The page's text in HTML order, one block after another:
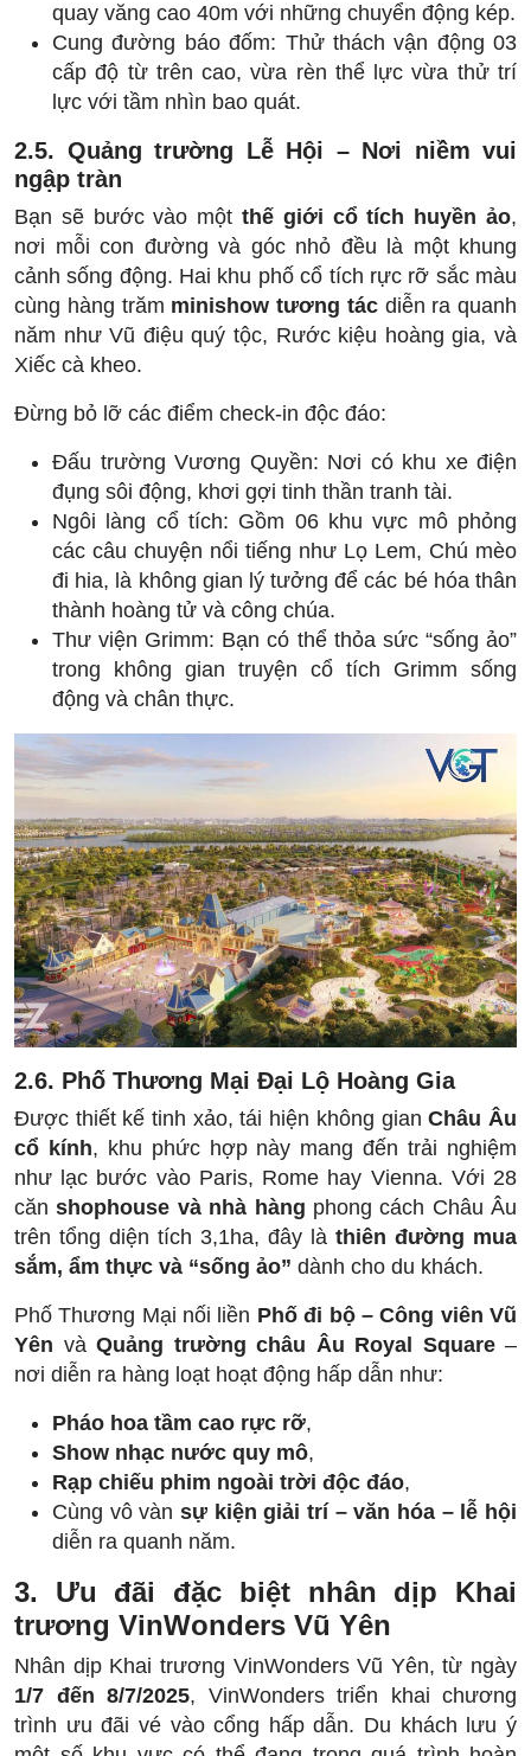
quay văng cao 40m với những chuyển động kép.
Cung đường báo đốm: Thử thách vận động 03
cấp độ từ trên cao, vừa rèn thể lực vừa thử trí
lực với tầm nhìn bao quát.
2.5. Quảng trường Lễ Hội – Nơi niềm vui
ngập tràn
Bạn sẽ bước vào một thế giới cổ tích huyền ảo,
nơi mỗi con đường và góc nhỏ đều là một khung
cảnh sống động. Hai khu phố cổ tích rực rỡ sắc màu
cùng hàng trăm minishow tương tácdiễn ra quanh
năm như Vũ điệu quý tộc, Rước kiệu hoàng gia, và
Xiếc cà kheo.
Đừng bỏ lỡ các điểm check-in độc đáo:
Đấu trường Vương Quyền: Nơi có khu xe điện
đụng sôi động, khơi gợi tinh thần tranh tài.
Ngôi làng cổ tích: Gồm 06 khu vực mô phỏng
các câu chuyện nổi tiếng như Lọ Lem, Chú mèo
đi hia, là không gian lý tưởng để các bé hóa thân
thành hoàng tử và công chúa.
Thư viện Grimm: Bạn có thể thỏa sức “sống ảo”
trong không gian truyện cổ tích Grimm sống
động và chân thực.
2.6. Phố Thương Mại Đại Lộ Hoàng Gia
Được thiết kế tinh xảo, tái hiện không gianChâu Âu
cổ kính, khu phức hợp này mang đến trải nghiệm
như lạc bước vào Paris, Rome hay Vienna. Với 28
cănshophouse và nhà hàng phong cách Châu Âu
trên tổng diện tích 3,1ha, đây là thiên đường mua
sắm, ẩm thực và “sống ảo” dành cho du khách.
Phố Thương Mại nối liền Phố đi bộ – Công viên Vũ
Yên và Quảng trường châu Âu Royal Square–
nơi diễn ra hàng loạt hoạt động hấp dẫn như:
Pháo hoa tầm cao rực rỡ,
Show nhạc nước quy mô,
Rạp chiếu phim ngoài trời độc đáo,
Cùng vô vàn sự kiện giải trí – văn hóa – lễ hội
diễn ra quanh năm.
3. Ưu đãi đặc biệt nhân dịp Khai
trương VinWonders Vũ Yên
Nhân dịp Khai trương VinWonders Vũ Yên, từ ngày
1/7 đến 8/7/2025, VinWonders triển khai chương
trình ưu đãi vé vào cổng hấp dẫn. Du khách lưu ý